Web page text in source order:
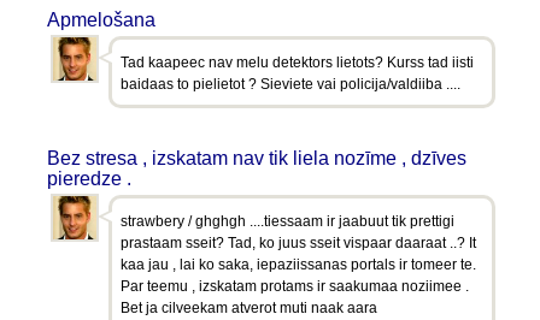
Apmelošana
Tad kaapeec nav melu detektors lietots? Kurss tad iisti
baidaas to pielietot ? Sieviete vai policija/valdiiba ....
Bez stresa , izskatam nav tik liela nozīme , dzīves
pieredze .
strawbery / ghghgh ....tiessaam ir jaabuut tik prettigi
prastaam sseit? Tad, ko juus sseit vispaar daaraat ..? It
kaa jau , lai ko saka, iepaziissanas portals ir tomeer te.
Par teemu , izskatam protams ir saakumaa noziimee .
Bet ja cilveekam atverot muti naak aara